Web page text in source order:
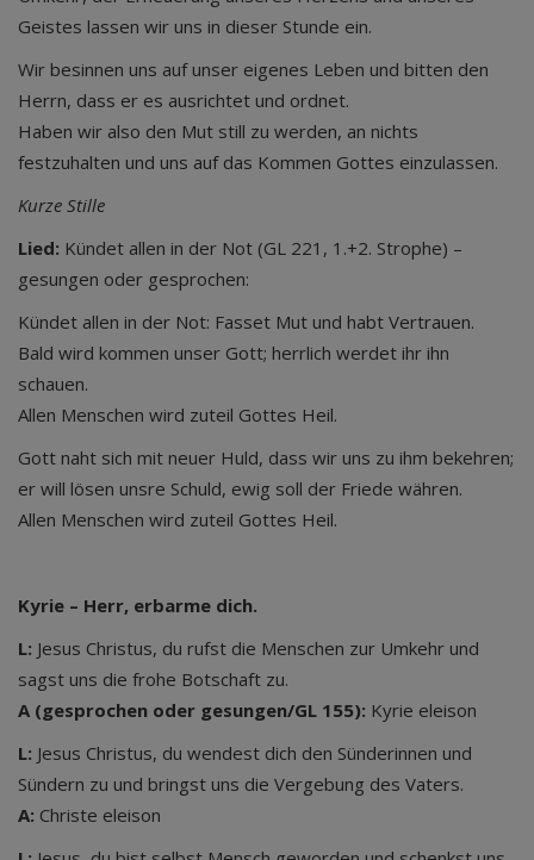
Geistes lassen wir uns in dieser Stunde ein.
Wir besinnen uns auf unser eigenes Leben und bitten den
Herrn, dass er es ausrichtet und ordnet.
Haben wir also den Mut still zu werden, an nichts
festzuhalten und uns auf das Kommen Gottes einzulassen.
Kurze Stille
Lied: Kündet allen in der Not (GL 221, 1.+2. Strophe) –
gesungen oder gesprochen:
Kündet allen in der Not: Fasset Mut und habt Vertrauen.
Bald wird kommen unser Gott; herrlich werdet ihr ihn
schauen.
Allen Menschen wird zuteil Gottes Heil.
Gott naht sich mit neuer Huld, dass wir uns zu ihm bekehren;
er will lösen unsre Schuld, ewig soll der Friede währen.
Allen Menschen wird zuteil Gottes Heil.
Kyrie – Herr, erbarme dich.
L: Jesus Christus, du rufst die Menschen zur Umkehr und
sagst uns die frohe Botschaft zu.
A (gesprochen oder gesungen/GL 155): Kyrie eleison
L: Jesus Christus, du wendest dich den Sünderinnen und
Sündern zu und bringst uns die Vergebung des Vaters.
A: Christe eleison